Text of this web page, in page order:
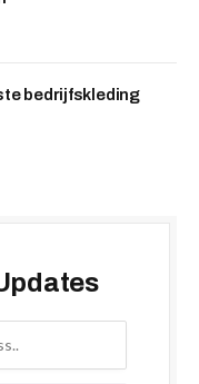
bedrijfskleding